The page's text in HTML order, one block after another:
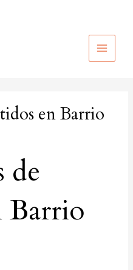
MAIN
en Barrio
de
Barrio